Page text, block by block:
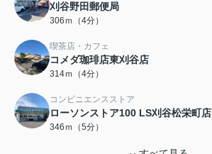
刈谷野田郵便局
306ｍ（4分）
喫茶店・カフェ
コメダ珈琲店東刈谷店
314ｍ（4分）
コンビニエンスストア
ローソンストア100 LS刈谷松栄町店
346ｍ（5分）